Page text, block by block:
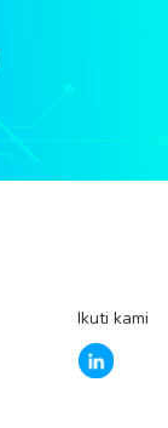
Ikuti kami